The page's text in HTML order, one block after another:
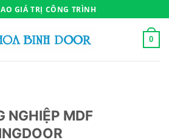
GIÁ TRỊ CÔNG TRÌNH
0
NGHIỆP MDF